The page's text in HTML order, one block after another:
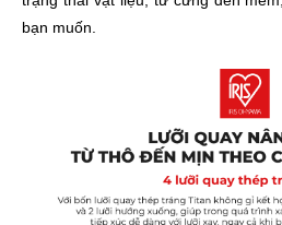
bạn muốn.